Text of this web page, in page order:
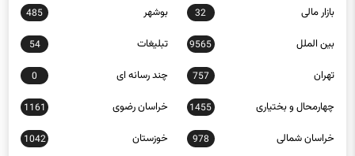
بین الملل 9565 تبلیغات 54
تهران 757 چند رسانه ای 0
چهارمحال و بختیاری 1455 خراسان رضوی 1161
خراسان شمالی 978 خوزستان 1042
زنجان 653 سبک زندگی 397